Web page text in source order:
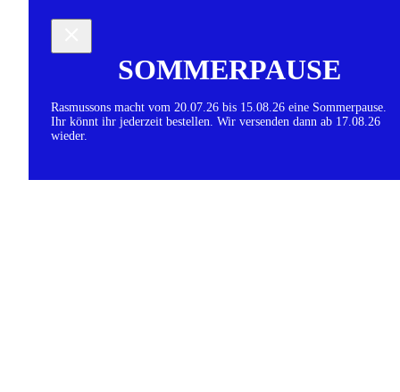
SOMMERPAUSE
Rasmussons macht vom 20.07.26 bis 15.08.26 eine Sommerpause.
Ihr könnt ihr jederzeit bestellen. Wir versenden dann ab 17.08.26
wieder.